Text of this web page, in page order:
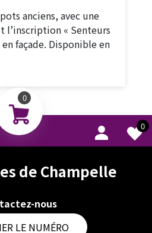
anciens, avec une
« Senteurs
façade. Disponible en
0
0
de Champelle
nous
LE NUMÉRO